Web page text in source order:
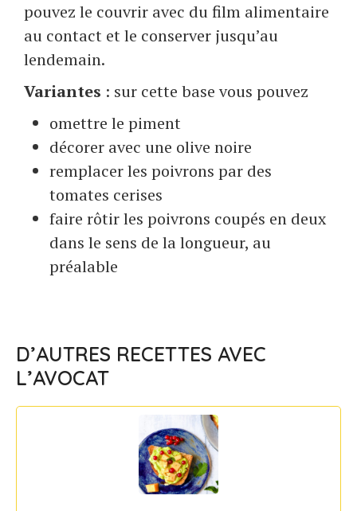
pouvez le couvrir avec du film alimentaire
au contact et le conserver jusqu’au
lendemain.
Variantes : sur cette base vous pouvez
omettre le piment
décorer avec une olive noire
remplacer les poivrons par des
tomates cerises
faire rôtir les poivrons coupés en deux
dans le sens de la longueur, au
préalable
D’AUTRES RECETTES AVEC
L’AVOCAT